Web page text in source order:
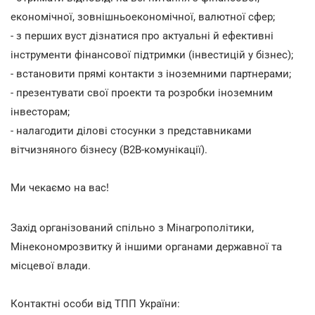
економічної, зовнішньоекономічної, валютної сфер;
- з перших вуст дізнатися про актуальні й ефективні
інструменти фінансової підтримки (інвестицій у бізнес);
- встановити прямі контакти з іноземними партнерами;
- презентувати свої проекти та розробки іноземним
інвесторам;
- налагодити ділові стосунки з представниками
вітчизняного бізнесу (B2B-комунікації).
Ми чекаємо на вас!
Захід організований спільно з Мінагрополітики,
Мінекономрозвитку й іншими органами державної та
місцевої влади.
Контактні особи від ТПП України: